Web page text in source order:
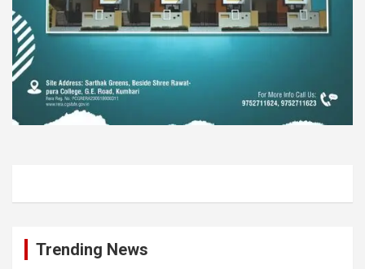
Trending News